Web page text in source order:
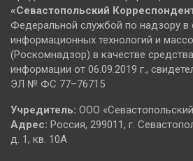
«Севастопольский
Федеральной службой по надзору в
информационных технологий и
(Роскомнадзор) в качестве
информации от 06.09.2019 г.,
ЭЛ № ФС 77–76715
Учредитель: ООО
Адрес: Россия, 299011, г.
д. 1, кв. 10А